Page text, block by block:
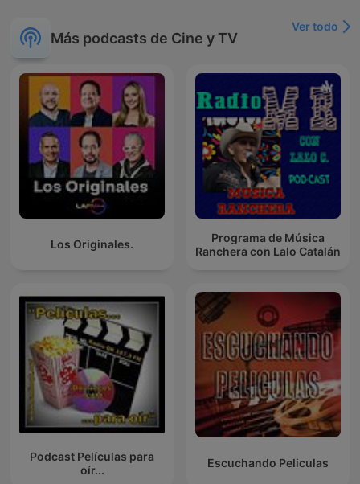
Más podcasts de Cine y TV
Ver todo
Los Originales.
Programa de Música
Ranchera con Lalo Catalán
Podcast Películas para
oír...
Escuchando Peliculas